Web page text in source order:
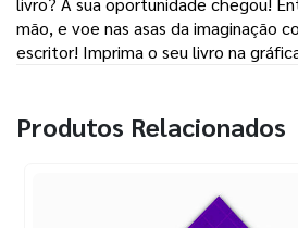
mão, e voe nas asas da imaginação
escritor! Imprima o seu livro na
Produtos Relacionados